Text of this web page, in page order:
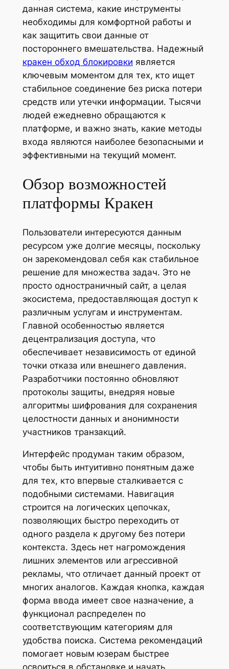
данная система, какие инструменты
необходимы для комфортной работы и
как защитить свои данные от
постороннего вмешательства. Надежный
кракен обход блокировки является
ключевым моментом для тех, кто ищет
стабильное соединение без риска потери
средств или утечки информации. Тысячи
людей ежедневно обращаются к
платформе, и важно знать, какие методы
входа являются наиболее безопасными и
эффективными на текущий момент.
Обзор возможностей
платформы Кракен
Пользователи интересуются данным
ресурсом уже долгие месяцы, поскольку
он зарекомендовал себя как стабильное
решение для множества задач. Это не
просто одностраничный сайт, а целая
экосистема, предоставляющая доступ к
различным услугам и инструментам.
Главной особенностью является
децентрализация доступа, что
обеспечивает независимость от единой
точки отказа или внешнего давления.
Разработчики постоянно обновляют
протоколы защиты, внедряя новые
алгоритмы шифрования для сохранения
целостности данных и анонимности
участников транзакций.
Интерфейс продуман таким образом,
чтобы быть интуитивно понятным даже
для тех, кто впервые сталкивается с
подобными системами. Навигация
строится на логических цепочках,
позволяющих быстро переходить от
одного раздела к другому без потери
контекста. Здесь нет нагромождения
лишних элементов или агрессивной
рекламы, что отличает данный проект от
многих аналогов. Каждая кнопка, каждая
форма ввода имеет свое назначение, а
функционал распределен по
соответствующим категориям для
удобства поиска. Система рекомендаций
помогает новым юзерам быстрее